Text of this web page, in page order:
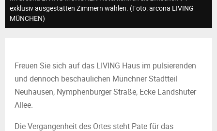
E
U
exklusiv ausgestatten Zimmern wählen. (Foto: arcona LIVING
MÜNCHEN)
Freuen Sie sich auf das LIVING Haus im pulsierenden
und dennoch beschaulichen Münchner Stadtteil
Neuhausen, Nymphenburger Straße, Ecke Landshuter
Allee.
Die Vergangenheit des Ortes steht Pate für das